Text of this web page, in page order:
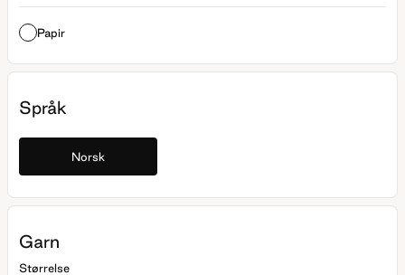
Papir
Språk
Norsk
Garn
Størrelse